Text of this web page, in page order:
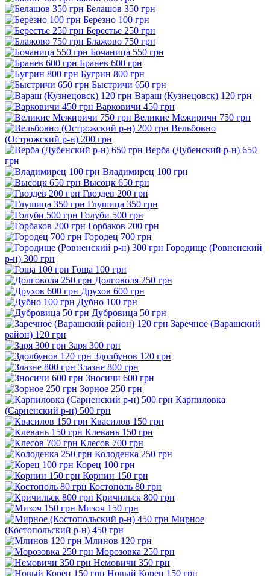
Белашов 350 грн
Березно 100 грн
Берестье 250 грн
Блажово 750 грн
Бочаница 550 грн
Бранев 600 грн
Бугрин 800 грн
Быстричи 650 грн
Вараш (Кузнецовск) 120 грн
Варковичи 450 грн
Великие Межиричи 750 грн
Вельбовно
(Острожский р-н) 200 грн
Верба (Дубенский р-н) 650
грн
Владимирец 100 грн
Высоцк 650 грн
Гвоздев 200 грн
Глушица 350 грн
Голуби 500 грн
Горбаков 200 грн
Городец 700 грн
Городище (Ровненский
р-н) 300 грн
Гоща 100 грн
Долговоля 250 грн
Друхов 600 грн
Дубно 100 грн
Дубровица 50 грн
Заречное (Варашский
район) 120 грн
Заря 300 грн
Здолбунов 120 грн
Злазне 800 грн
Зносичи 600 грн
Зорное 250 грн
Карпиловка
(Сарненский р-н) 500 грн
Квасилов 150 грн
Клевань 150 грн
Клесов 700 грн
Колоденка 250 грн
Корец 100 грн
Корнин 150 грн
Костополь 80 грн
Кричильск 800 грн
Мизоч 150 грн
Мирное
(Костопольский р-н) 450 грн
Млинов 120 грн
Морозовка 250 грн
Немовичи 350 грн
Новый Корец 150 грн